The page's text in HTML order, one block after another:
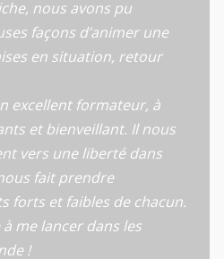
nous avons pu
façons d’animer une
en situation, retour
excellent formateur, à
et bienveillant. Il nous
vers une liberté dans
fait prendre
forts et faibles de chacun.
me lancer dans les
!